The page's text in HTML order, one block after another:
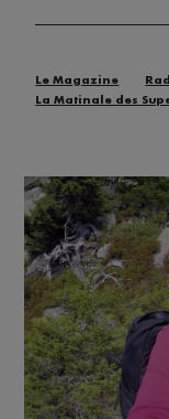
Le Magazine
La Matinale des